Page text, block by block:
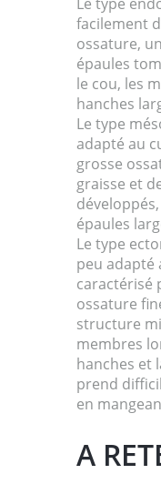
facilement
ossature,
épaules
le cou, les
hanches
Le type
adapté au
grosse
graisse et
épaules
Le type
peu adapté
caractérisé
ossature
structure
membres
hanches et
prend
en
A